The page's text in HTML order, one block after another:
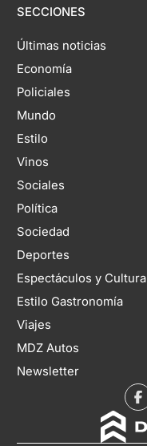
SECCIONES
Últimas noticias
Economía
Policiales
Mundo
Estilo
Vinos
Sociales
Política
Sociedad
Deportes
Espectáculos y Cultura
Estilo Gastronomía
Viajes
MDZ Autos
Newsletter